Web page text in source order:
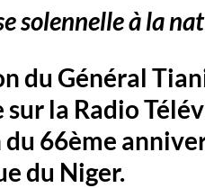
solennelle à la
du Général
la Radio
du 66ème
du Niger.